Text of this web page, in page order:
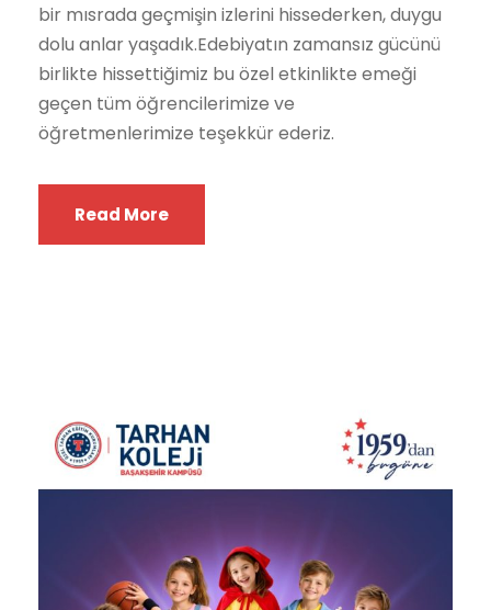
bir mısrada geçmişin izlerini hissederken, duygu
dolu anlar yaşadık.Edebiyatın zamansız gücünü
birlikte hissettiğimiz bu özel etkinlikte emeği
geçen tüm öğrencilerimize ve
öğretmenlerimize teşekkür ederiz.
Read More